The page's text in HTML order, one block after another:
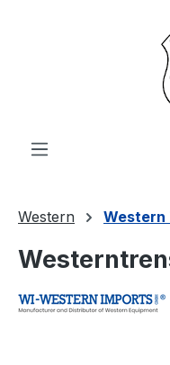
Zum Hauptinhalt
Western Western